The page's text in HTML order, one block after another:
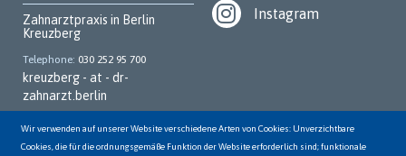
Zahnarztpraxis in Berlin
Kreuzberg
Telephone 030 252 95 700
kreuzberg - at - dr-
zahnarzt.berlin
Zahnarztpraxis in Berlin
Marzahn
Instagram
Wir verwenden auf unserer Website verschiedene Arten von Cookies: Unverzichtbare
Cookies, die für die ordnungsgemäße Funktion der Website erforderlich sind; funktionale